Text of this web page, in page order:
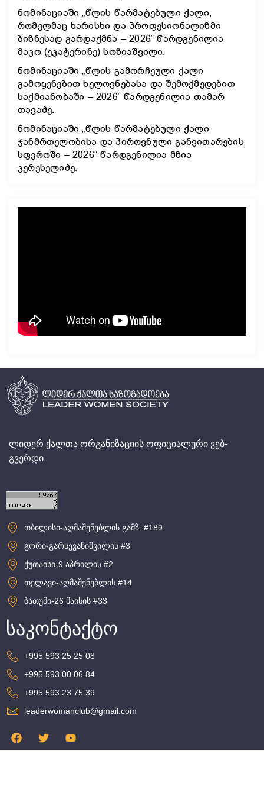
ნომინაციაში „წლის წარმატებული ქალი,
რომელმაც ხარისხი და პროფესიონალიზმი
ბიზნესად გარდაქმნა – 2026“ წარდგენილია
მაკო (ეკატერინე) სოზიაშვილი.
ნომინაციაში „წლის გამორჩეული ქალი
გამოყენებით ხელოვნებასა და შემოქმედებით
საქმიანობაში – 2026“ წარდგენილია თამარ
თავაძე.
ნომინაციაში „წლის წარმატებული ქალი
ჯანმრთელობისა და პიროვნული განვითარების
სფეროში – 2026“ წარდგენილია მზია
კერესელიძე.
ლიდერ ქალთა ორგანიზაციის ოფიციალური ვებ-
გვერდი
თბილისი-აღმაშენებლის გამზ. #189
გორი-გარსევანიშვილის #3
ქუთაისი-9 აპრილის #2
თელავი-აღმაშენებლის #14
ბათუმი-26 მაისის #33
საკონტაქტო
+995 593 25 25 08
+995 593 00 06 84
+995 593 23 75 39
leaderwomanclub@gmail.com